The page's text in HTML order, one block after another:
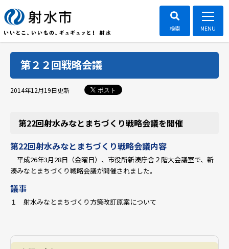
第２２回戦略会議
2014年12月19日更新 ポスト
第22回射水みなとまちづくり戦略会議を開催
第22回射水みなとまちづくり戦略会議内容
平成26年3月28日（金曜日）、市役所新湊庁舎２階大会議室で、新
湊みなとまちづくり戦略会議が開催されました。
議事
１ 射水みなとまちづくり方策改訂原案について